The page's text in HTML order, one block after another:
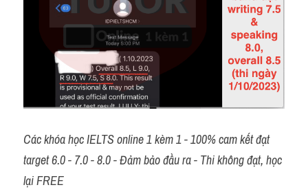
Các khóa học IELTS online 1 kèm 1 - 100% cam kết đạt
target 6.0 - 7.0 - 8.0 - Đảm bảo đầu ra - Thi không đạt, học
lại FREE